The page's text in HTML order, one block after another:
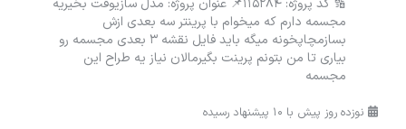
🔢 کد پروژه: 115284📌 عنوان پروژه: مدل سازیوقت بخیریه
مجسمه دارم که میخوام با پرینتر سه بعدی ازش
بسازمچاپخونه میگه باید فایل نقشه 3 بعدی مجسمه رو
بیاری تا من بتونم پرینت بگیرمالان نیاز یه طراح این
مجسمه
نوزده روز پیش با 10 پیشنهاد رسیده